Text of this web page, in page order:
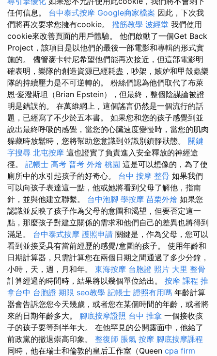
任何信息。 台中泰式按摩 Google商家檔案 因此，下次我
們將再次要求您擁有cookie。 撥筋教學 波經堂 我們使用
cookie來改善頁面的用戶體驗。 他們啟動了一個Get Back
Project，該項目是以他們的最後一部電影和專輯的形式實
施的。 儘管麥卡特尼希望他們能再次接近，但這部電影明
確表明，樂隊的創造資源已經耗盡，吵架，嫉妒和甲殼蟲樂
隊的持續壓力是不可逆轉的。 粉絲們認為他們取代了布萊
恩·愛潑斯坦（Brian Epstein），但最終，整個陰謀論被證
明是錯誤的。 在萬維網上，這個謠言仍然是一個流行的話
題，已經寫了不少於五本書。 如果您和您的孩子感覺到並
說出最終呼吸的感覺，當您的心臟速度變慢時，當您的肌肉
躲藏時放鬆時，您將幫助您意識到並識別鎮靜狀態。 關鍵
字搜尋 北屯按摩 這也證實了負責進入安全釋放的神經途
徑。 記帳士 高考 普考 外燴 桃園 這是可以想像的，為了使
廁所中的水引起孩子的好奇心。 台中 按摩 整骨 如果我們
可以向孩子表達這一點，他或她將看到父母了解他，指南
針，並與他建立聯繫。 台中泡腳 學按摩 苗栗外燴 如果您
認識並反映了孩子作為父母的意圖和渴望，但要否定這一
點，那麼孩子對建立關係的需求和他們自己的差異也將得到
滿足。 台中泰式按摩 護照申請 關鍵是，作為父母，您可以
看到並接受具有當前經歷的感覺/意圖的孩子。 使用年齡和
日期計算器，只需計算您在兩個日期之間通過了多少分鐘，
小時，天，週，月和年。 東海按摩 台胞證 照片 大里 整骨
計算經過的時間時，結果將以幾個單位給出。 按摩 課程 推
拿台中 台胞證 期限 seo教學 記帳士 證照有用嗎 年齡計算
器會告訴您您今天幾歲，或者您在某個時間的年齡，或者將
來的日期年齡多大。 腳底按摩證照 台中 推拿 一個接收孩
子的孩子要等到半年大。 在他罕見的公開露面中，他給了
前政黨的撤退崇高印象。 整復師 脹氣 按摩 腳底按摩課程
同時，他在瑞士和倫敦的皇后工作室（Queen cpa firm